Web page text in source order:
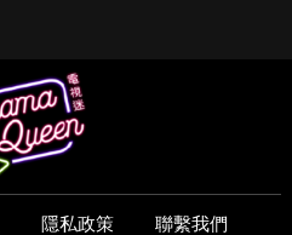
隱私政策 聯繫我們